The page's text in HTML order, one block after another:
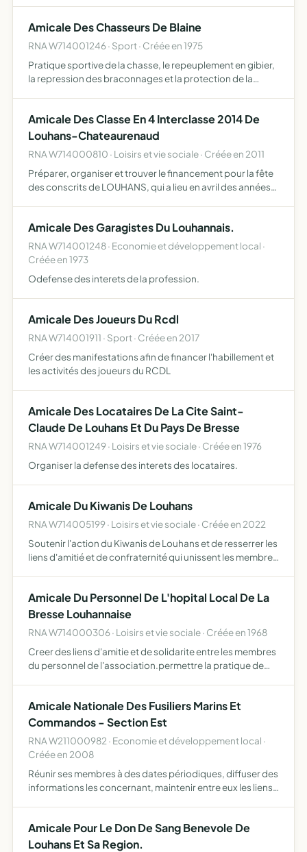
Amicale Des Chasseurs De Blaine
RNA W714001246 · Sport · Créée en 1975
Pratique sportive de la chasse, le repeuplement en gibier,
la repression des braconnages et la protection de la
Amicale Des Classe En 4 Interclasse 2014 De
Louhans-Chateaurenaud
RNA W714000810 · Loisirs et vie sociale · Créée en 2011
Préparer, organiser et trouver le financement pour la fête
des conscrits de LOUHANS, qui a lieu en avril des années
Amicale Des Garagistes Du Louhannais.
RNA W714001248 · Economie et développement local ·
Créée en 1973
Odefense des interets de la profession.
Amicale Des Joueurs Du Rcdl
RNA W714001911 · Sport · Créée en 2017
Créer des manifestations afin de financer l'habillement et
les activités des joueurs du RCDL
Amicale Des Locataires De La Cite Saint-
Claude De Louhans Et Du Pays De Bresse
RNA W714001249 · Loisirs et vie sociale · Créée en 1976
Organiser la defense des interets des locataires.
Amicale Du Kiwanis De Louhans
RNA W714005199 · Loisirs et vie sociale · Créée en 2022
Soutenir l'action du Kiwanis de Louhans et de resserrer les
liens d'amitié et de confraternité qui unissent les membres
Amicale Du Personnel De L'hopital Local De La
Bresse Louhannaise
RNA W714000306 · Loisirs et vie sociale · Créée en 1968
Creer des liens d'amitie et de solidarite entre les membres
du personnel de l'association.permettre la pratique de
Amicale Nationale Des Fusiliers Marins Et
Commandos - Section Est
RNA W211000982 · Economie et développement local ·
Créée en 2008
Réunir ses membres à des dates périodiques, diffuser des
informations les concernant, maintenir entre eux les liens
Amicale Pour Le Don De Sang Benevole De
Louhans Et Sa Region.